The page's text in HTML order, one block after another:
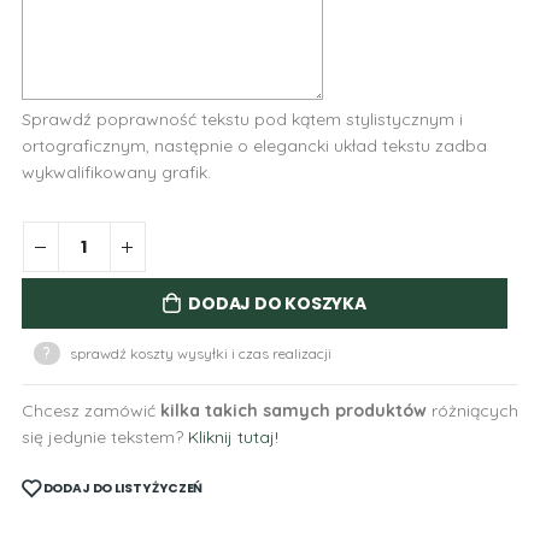
Sprawdź poprawność tekstu pod kątem stylistycznym i
ortograficznym, następnie o elegancki układ tekstu zadba
wykwalifikowany grafik.
DODAJ DO KOSZYKA
? sprawdź koszty wysyłki i czas realizacji
Chcesz zamówić kilka takich samych produktówróżniących
się jedynie tekstem? Kliknij tutaj!
DODAJ DO LISTY ŻYCZEŃ